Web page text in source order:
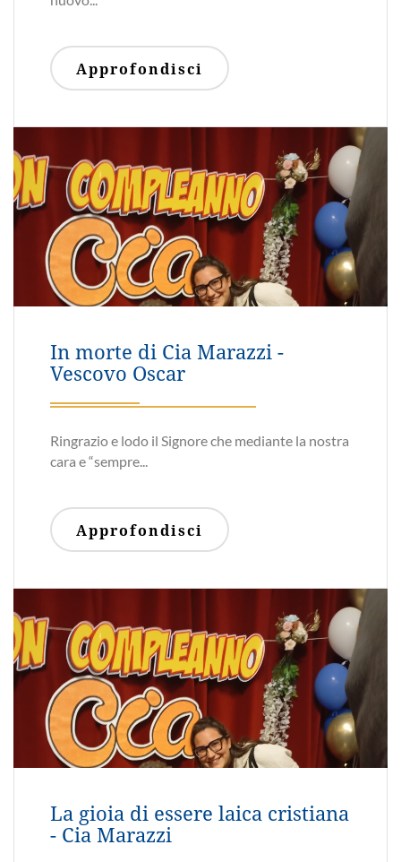
Approfondisci
AC Morbegno - La resistenza
cattolica
Un incontro con l'autore
Approfondisci
si aiutano!